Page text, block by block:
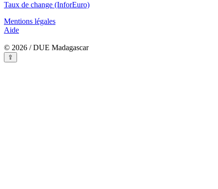
Taux de change (InforEuro)
Mentions légales
Aide
© 2026 / DUE Madagascar
⇪